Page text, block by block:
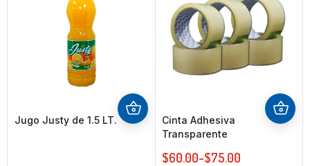
Jugo Justy de 1.5 LT.
Cinta Adhesiva
Transparente
$60.00-$75.00